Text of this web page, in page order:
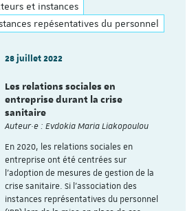
et instances
repésentatives du personnel
28 juillet 2022
Les relations sociales en
entreprise durant la crise
sanitaire
Auteur·e : Evdokia Maria Liakopoulou
En 2020, les relations sociales en
entreprise ont été centrées sur
l’adoption de mesures de gestion de la
crise sanitaire. Si l’association des
instances représentatives du personnel